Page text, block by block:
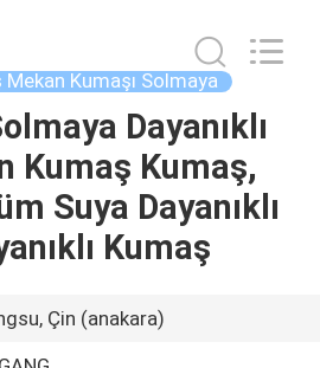
Mekan Kumaşı Solmaya
Dayanıklı
Kumaş Kumaş,
Suya Dayanıklı
Kumaş
Çin (anakara)